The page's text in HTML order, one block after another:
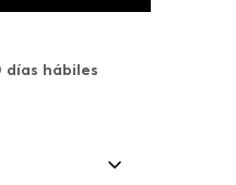
días hábiles